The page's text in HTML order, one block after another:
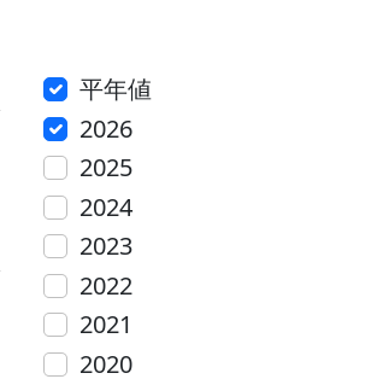
平年値
2026
2025
2024
2023
2022
2021
2020